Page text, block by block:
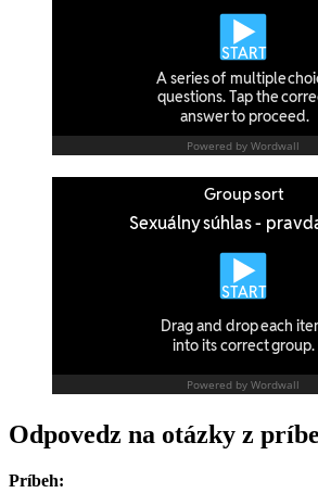
Odpovedz na otázky z
Príbeh: